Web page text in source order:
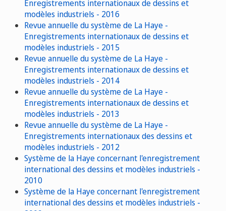
Enregistrements internationaux de dessins et
modèles industriels - 2016
Revue annuelle du système de La Haye -
Enregistrements internationaux de dessins et
modèles industriels - 2015
Revue annuelle du système de La Haye -
Enregistrements internationaux de dessins et
modèles industriels - 2014
Revue annuelle du système de La Haye -
Enregistrements internationaux de dessins et
modèles industriels - 2013
Revue annuelle du système de La Haye -
Enregistrements internationaux des dessins et
modèles industriels - 2012
Système de la Haye concernant l'enregistrement
international des dessins et modèles industriels -
2010
Système de la Haye concernant l'enregistrement
international des dessins et modèles industriels -